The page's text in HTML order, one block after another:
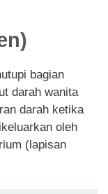
bagian
darah wanita
darah ketika
oleh
(lapisan